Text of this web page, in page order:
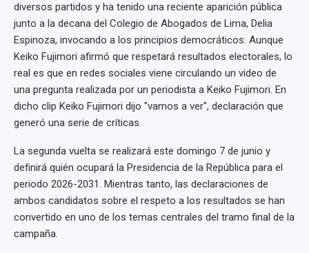
diversos partidos y ha tenido una reciente aparición pública
junto a la decana del Colegio de Abogados de Lima, Delia
Espinoza, invocando a los principios democráticos. Aunque
Keiko Fujimori afirmó que respetará resultados electorales, lo
real es que en redes sociales viene circulando un video de
una pregunta realizada por un periodista a Keiko Fujimori. En
dicho clip Keiko Fujimori dijo "vamos a ver", declaración que
generó una serie de críticas.
La segunda vuelta se realizará este domingo 7 de junio y
definirá quién ocupará la Presidencia de la República para el
periodo 2026-2031. Mientras tanto, las declaraciones de
ambos candidatos sobre el respeto a los resultados se han
convertido en uno de los temas centrales del tramo final de la
campaña.